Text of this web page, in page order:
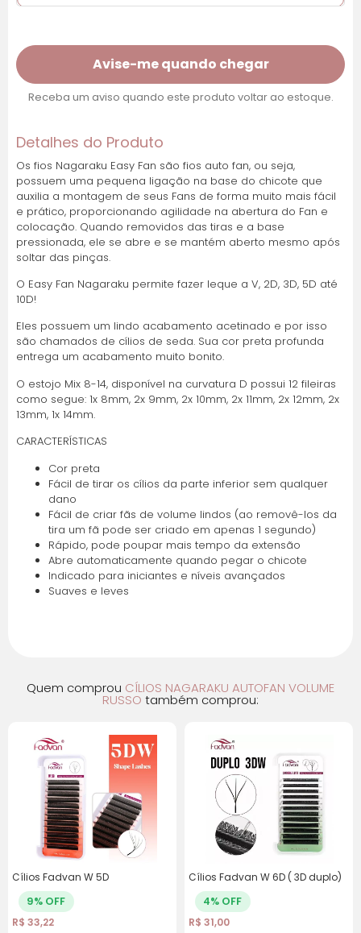
1x de R$ 33,22 sem
juros
2x de R$ 16,61 sem
juros
R$ 33,22
3x de R$ 11,07 sem
juros
juros
juros
7x de R$ 5,29 com
R$ 37,04
Avise-me quando chegar
Receba um aviso quando este produto voltar ao estoque.
Detalhes do Produto
Os fios Nagaraku Easy Fan são fios auto fan, ou seja,
possuem uma pequena ligação na base do chicote que
auxilia a montagem de seus Fans de forma muito mais fácil
e prático, proporcionando agilidade na abertura do Fan e
colocação. Quando removidos das tiras e a base
pressionada, ele se abre e se mantém aberto mesmo após
soltar das pinças.
O Easy Fan Nagaraku permite fazer leque a V, 2D, 3D, 5D até
10D!
Eles possuem um lindo acabamento acetinado e por isso
são chamados de cílios de seda. Sua cor preta profunda
entrega um acabamento muito bonito.
O estojo Mix 8-14, disponível na curvatura D possui 12 fileiras
como segue: 1x 8mm, 2x 9mm, 2x 10mm, 2x 11mm, 2x 12mm, 2x
13mm, 1x 14mm.
CARACTERÍSTICAS
Cor preta
Fácil de tirar os cílios da parte inferior sem qualquer
dano
Fácil de criar fãs de volume lindos (ao removê-los da
tira um fã pode ser criado em apenas 1 segundo)
Rápido, pode poupar mais tempo da extensão
Abre automaticamente quando pegar o chicote
Indicado para iniciantes e níveis avançados
Suaves e leves
Quem comprou CÍLIOS NAGARAKU AUTOFAN VOLUME
RUSSO também comprou:
Cílios Fadvan W 5D
9% OFF
R$ 33,22
Cílios Fadvan W 6D ( 3D duplo)
4% OFF
R$ 31,00